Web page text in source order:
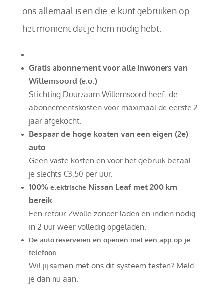
ons allemaal is en die je kunt gebruiken op
het moment dat je hem nodig hebt.
Gratis abonnement voor alle inwoners van
Willemsoord (e.o.)
Stichting Duurzaam Willemsoord heeft de
abonnementskosten voor maximaal de eerste 2
jaar afgekocht.
Bespaar de hoge kosten van een eigen (2e)
auto
Geen vaste kosten en voor het gebruik betaal
je slechts €3,50 per uur.
100% elektrischeNissan Leaf met 200 km
bereik
Een retour Zwolle zonder laden en indien nodig
in 2 uur weer volledig opgeladen.
De auto reserveren en openen met een app op je
telefoon
Wil jij samen met ons dit systeem testen? Meld
je dan nu aan.